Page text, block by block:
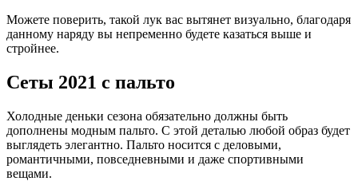
Можете поверить, такой лук вас вытянет визуально, благодаря
данному наряду вы непременно будете казаться выше и
стройнее.
Сеты 2021 с пальто
Холодные деньки сезона обязательно должны быть
дополнены модным пальто. С этой деталью любой образ будет
выглядеть элегантно. Пальто носится с деловыми,
романтичными, повседневными и даже спортивными
вещами.